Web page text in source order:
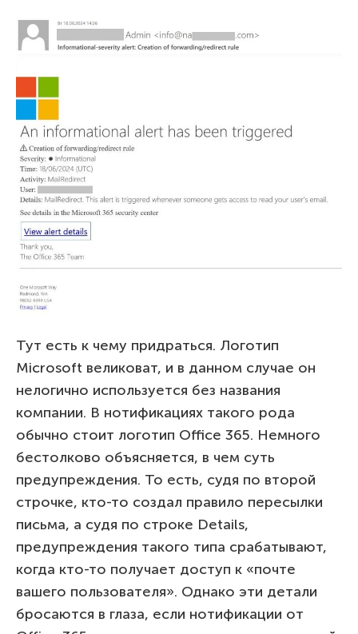
Тут есть к чему придраться. Логотип
Microsoft великоват, и в данном случае он
нелогично используется без названия
компании. В нотификациях такого рода
обычно стоит логотип Office 365. Немного
бестолково объясняется, в чем суть
предупреждения. То есть, судя по второй
строчке, кто-то создал правило пересылки
письма, а судя по строке Details,
предупреждения такого типа срабатывают,
когда кто-то получает доступ к «почте
вашего пользователя». Однако эти детали
бросаются в глаза, если нотификации от